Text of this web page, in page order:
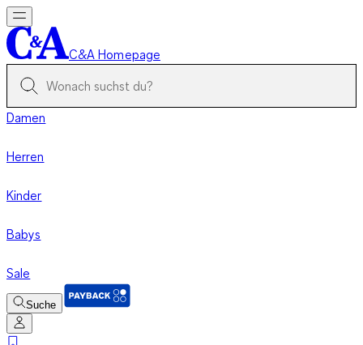
C&A Homepage
Damen
Herren
Kinder
Babys
Sale
Suche